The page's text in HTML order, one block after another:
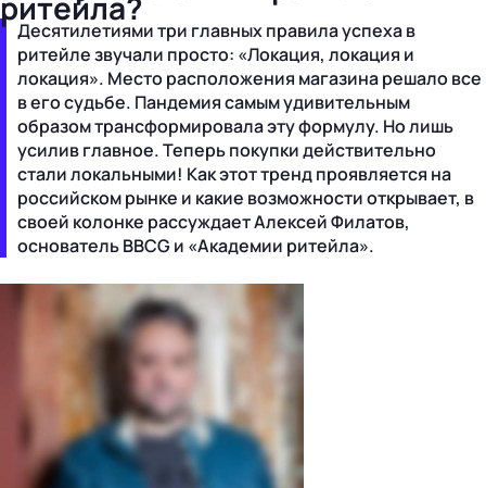
Десятилетиями три главных правила успеха в
ритейле звучали просто: «Локация, локация и
локация». Место расположения магазина решало все
в его судьбе. Пандемия самым удивительным
образом трансформировала эту формулу. Но лишь
усилив главное. Теперь покупки действительно
стали локальными! Как этот тренд проявляется на
российском рынке и какие возможности открывает, в
своей колонке рассуждает Алексей Филатов,
основатель BBCG и «Академии ритейла».